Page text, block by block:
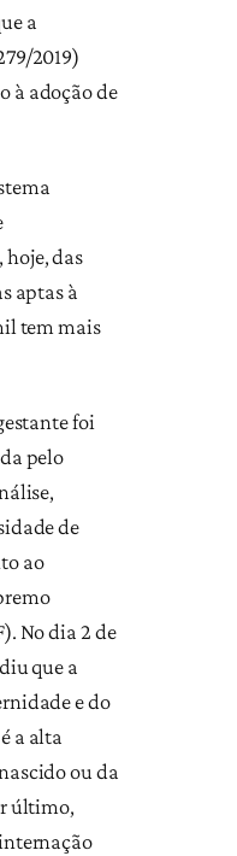
a
2019)
à adoção de
das
aptas à
tem mais
foi
pelo
de
ao
No dia 2 de
que a
e do
a alta
ou da
último,